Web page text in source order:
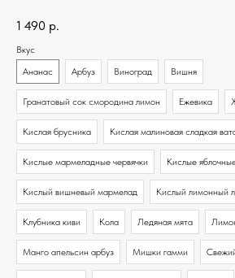
1 490 р.
Вкус
Ананас
Арбуз Виноград Вишня
Гранатовый сок смородина лимон Ежевика
Кислая брусника Кислая малиновая сладкая
Кислые мармеладные червячки Кислые
Кислый вишневый мармелад Кислый лимонный
Клубника киви Кола Ледяная мята
Манго апельсин арбуз Мишки гамми